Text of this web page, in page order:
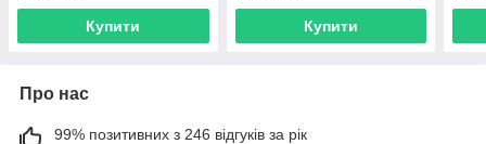
Купити Купити
Про нас
99% позитивних з 246 відгуків за рік